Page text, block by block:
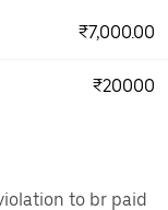
₹7,000.00
₹20000
to br paid